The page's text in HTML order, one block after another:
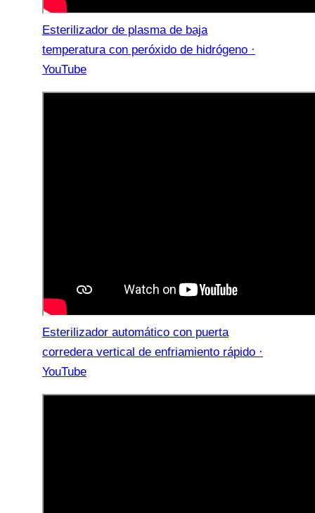
Esterilizador de plasma de baja
temperatura con peróxido de hidrógeno ·
YouTube
Esterilizador automático con puerta
corredera vertical de enfriamiento rápido ·
YouTube